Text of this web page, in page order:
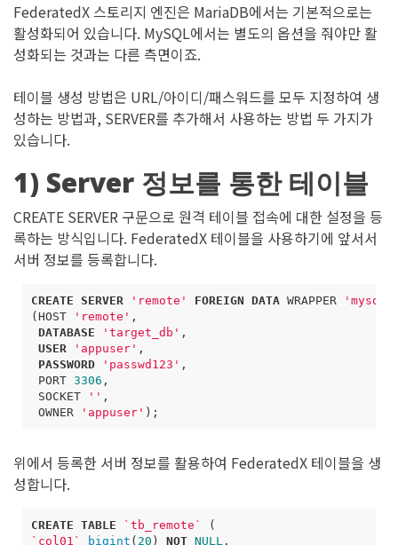
FederatedX 스토리지 엔진은 MariaDB에서는 기본적으로는
활성화되어 있습니다. MySQL에서는 별도의 옵션을 줘야만 활
성화되는 것과는 다른 측면이죠.
테이블 생성 방법은 URL/아이디/패스워드를 모두 지정하여 생
성하는 방법과, SERVER를 추가해서 사용하는 방법 두 가지가
있습니다.
1) Server 정보를 통한 테이블
CREATE SERVER 구문으로 원격 테이블 접속에 대한 설정을 등
록하는 방식입니다. FederatedX 테이블을 사용하기에 앞서서
서버 정보를 등록합니다.
CREATE SERVER 'remote' FOREIGN DATA WRAPPER
'mysql'
(HOST 'remote' ,
DATABASE
'target_db' ,
USER
'appuser' ,
PASSWORD
'passwd123' ,
PORT 3306 ,
SOCKET
'' ,
OWNER
'appuser' );
위에서 등록한 서버 정보를 활용하여 FederatedX 테이블을 생
성합니다.
CREATE TABLE ` tb_remote `
(
` col01 ` bigint ( 20 ) NOT NULL ,